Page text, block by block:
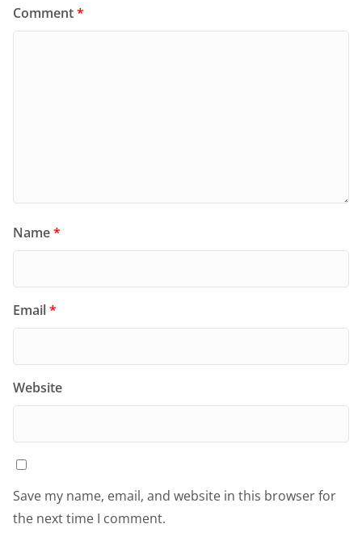
Comment*
Name*
Email*
Website
Save my name, email, and website in this browser for
the next time I comment.